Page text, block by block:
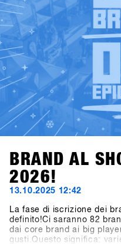
BRAND AL
2026!
13.10.2025 12:42
La fase di iscrizione dei
definito!Ci saranno 82
dai core brand ai big
gusti.Questo significa: